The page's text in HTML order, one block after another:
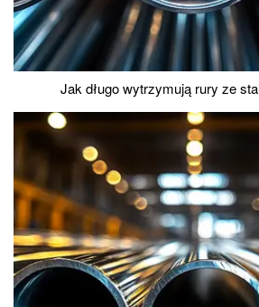
Jak długo wytrzymują rury ze